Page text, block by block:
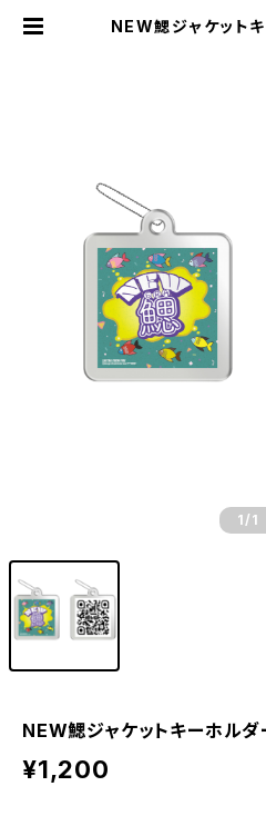
NEW鰓ジャケット
1 /1
NEW鰓ジャケットキーホルダ
¥1,200